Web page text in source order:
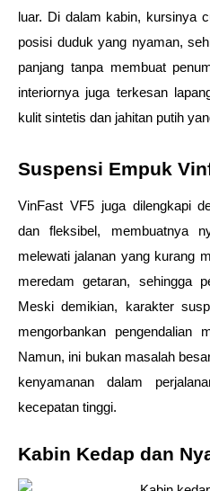
luar. Di dalam kabin, kursinya
posisi duduk yang nyaman,
panjang tanpa membuat
interiornya juga terkesan
kulit sintetis dan jahitan putih
Suspensi Empuk
VinFast VF5 juga dilengkapi
dan fleksibel, membuatnya
melewati jalanan yang kurang
meredam getaran, sehingga
Meski demikian, karakter
mengorbankan pengendalian
Namun, ini bukan masalah
kenyamanan dalam
kecepatan tinggi.
Kabin Kedap dan